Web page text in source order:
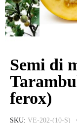
Semi di
ferox)
SKU VE-202-(10-S)